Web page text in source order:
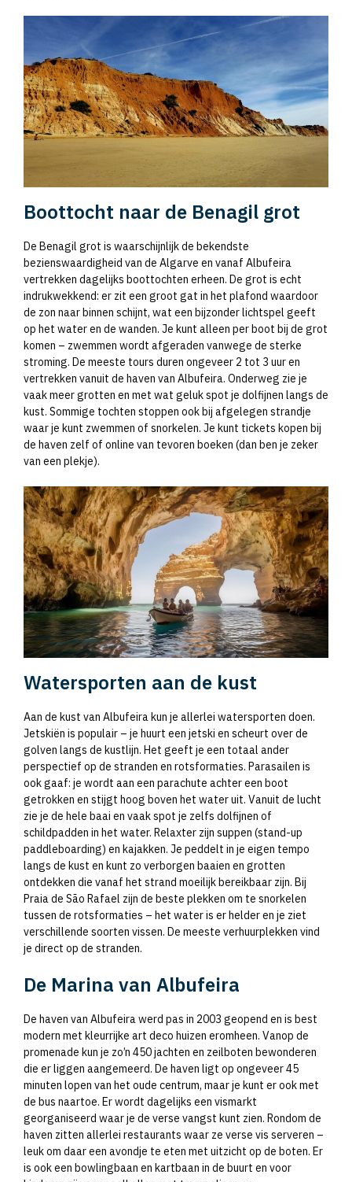
Boottocht naar de Benagil grot
De Benagil grot is waarschijnlijk de bekendste
bezienswaardigheid van de Algarve en vanaf Albufeira
vertrekken dagelijks boottochten erheen. De grot is echt
indrukwekkend: er zit een groot gat in het plafond waardoor
de zon naar binnen schijnt, wat een bijzonder lichtspel geeft
op het water en de wanden. Je kunt alleen per boot bij de grot
komen – zwemmen wordt afgeraden vanwege de sterke
stroming. De meeste tours duren ongeveer 2 tot 3 uur en
vertrekken vanuit de haven van Albufeira. Onderweg zie je
vaak meer grotten en met wat geluk spot je dolfijnen langs de
kust. Sommige tochten stoppen ook bij afgelegen strandje
waar je kunt zwemmen of snorkelen. Je kunt tickets kopen bij
de haven zelf of online van tevoren boeken (dan ben je zeker
van een plekje).
Watersporten aan de kust
Aan de kust van Albufeira kun je allerlei watersporten doen.
Jetskiën is populair – je huurt een jetski en scheurt over de
golven langs de kustlijn. Het geeft je een totaal ander
perspectief op de stranden en rotsformaties. Parasailen is
ook gaaf: je wordt aan een parachute achter een boot
getrokken en stijgt hoog boven het water uit. Vanuit de lucht
zie je de hele baai en vaak spot je zelfs dolfijnen of
schildpadden in het water. Relaxter zijn suppen (stand-up
paddleboarding) en kajakken. Je peddelt in je eigen tempo
langs de kust en kunt zo verborgen baaien en grotten
ontdekken die vanaf het strand moeilijk bereikbaar zijn. Bij
Praia de São Rafael zijn de beste plekken om te snorkelen
tussen de rotsformaties – het water is er helder en je ziet
verschillende soorten vissen. De meeste verhuurplekken vind
je direct op de stranden.
De Marina van Albufeira
De haven van Albufeira werd pas in 2003 geopend en is best
modern met kleurrijke art deco huizen eromheen. Vanop de
promenade kun je zo’n 450 jachten en zeilboten bewonderen
die er liggen aangemeerd. De haven ligt op ongeveer 45
minuten lopen van het oude centrum, maar je kunt er ook met
de bus naartoe. Er wordt dagelijks een vismarkt
georganiseerd waar je de verse vangst kunt zien. Rondom de
haven zitten allerlei restaurants waar ze verse vis serveren –
leuk om daar een avondje te eten met uitzicht op de boten. Er
is ook een bowlingbaan en kartbaan in de buurt en voor